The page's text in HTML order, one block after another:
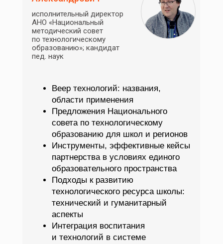
исполнительный директор
АНО «Национальный
методический совет
по технологическому
образованию»; кандидат
пед. наук
Веер технологий: названия,
области применения
Предложения Национального
совета по технологическому
образованию для школ и регионов
Инструменты, эффективные кейсы
партнерства в условиях единого
образовательного пространства
Подходы к развитию
технологического ресурса школы:
технический и гуманитарный
аспекты
Интеграция воспитания
и технологий в системе